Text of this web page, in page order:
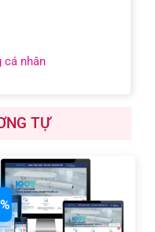
cá nhân
TỰ